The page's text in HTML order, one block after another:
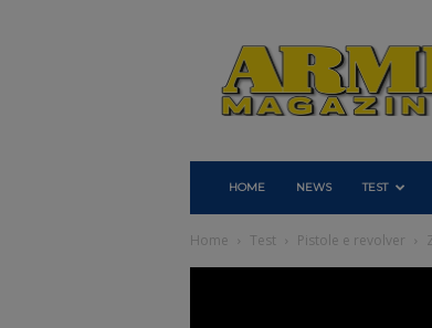
Armi
Magazine
HOME NEWS TEST
Home Test Pistole e revolver